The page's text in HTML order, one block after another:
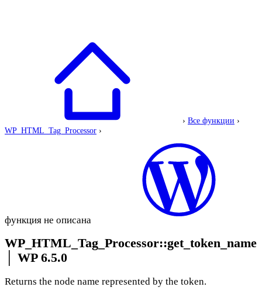
› Все функции ›
WP_HTML_Tag_Processor ›
функция не описана
WP_HTML_Tag_Processor::get_token_name
WP 6.5.0
Returns the node name represented by the token.